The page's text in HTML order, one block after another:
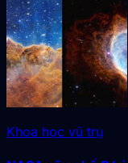
Khoa học vũ trụ